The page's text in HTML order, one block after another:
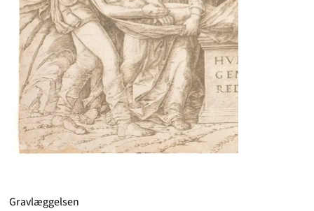
Gravlæggelsen